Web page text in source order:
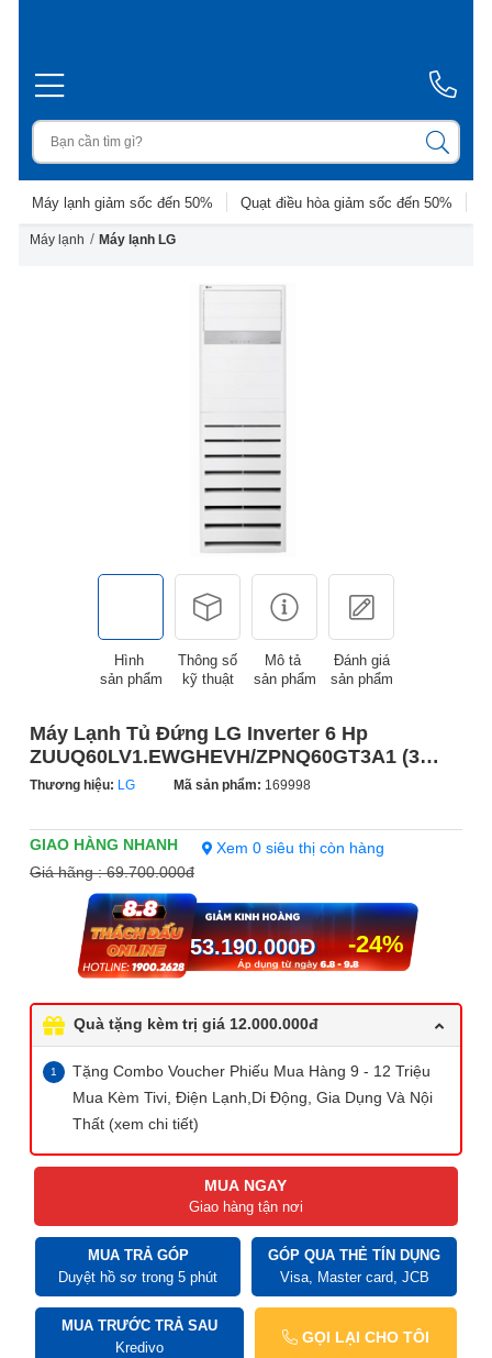
Máy lạnh giảm sốc đến 50% Quạt điều hòa giảm sốc đến 50%
Máy lạnh / Máy lạnh LG
Hình
sản phẩm
Thông số
kỹ thuật
Mô tả
sản phẩm
Đánh giá
sản phẩm
Máy Lạnh Tủ Đứng LG Inverter 6 Hp
ZUUQ60LV1.EWGHEVH/ZPNQ60GT3A1 (3
pha)
Thương hiệu: LG Mã sản phẩm: 169998
Xem 0 siêu thị còn hàng
Giá hãng :69.700.000đ
-24%
53.190.000Đ
Quà tặng kèm trị giá 12.000.000đ
Tặng Combo Voucher Phiếu Mua Hàng 9 - 12 Triệu
Mua Kèm Tivi, Điện Lạnh,Di Động, Gia Dụng Và Nội
Thất (xem chi tiết)
MUA NGAY
Giao hàng tận nơi
MUA TRẢ GÓP
Duyệt hồ sơ trong 5 phút
GÓP QUA THẺ TÍN DỤNG
Visa, Master card, JCB
MUA TRƯỚC TRẢ SAU
Kredivo
GỌI LẠI CHO TÔI